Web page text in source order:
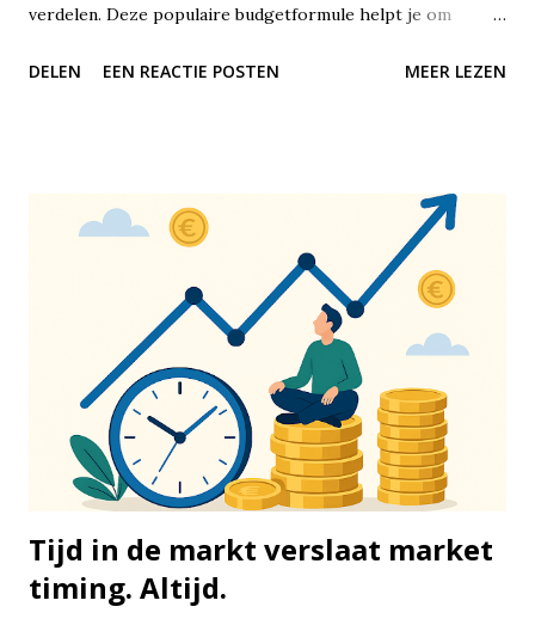
verdelen. Deze populaire budgetformule helpt je om
te ontzeggen of met ingewikkelde spreadsheets hoeft te
in drie duidelijke categorieën: 50% gaat naar vaste lasten
en noodzakelijke uitgaven, 30% naar persoonlijke uitgaven
en lifestyle, en 20% naar sparen of het aflossen van
schulden. Het mooie is dat deze methode op elk
inkomensniveau toepasbaar is. Of je nu €1.500 of €5.000
netto per maand verdient, de verhouding blijft hetzelfde.
De eerste categorie, 50%, is bedoeld voor je vaste lasten
en noodzakelijke uitgaven. Denk hierbij aan je huur of
hypotheek, energiekosten, water, internet, boodschappen,
DELEN EEN REACTIE POSTEN MEER LEZEN
Tijd in de markt verslaat market
timing. Altijd.